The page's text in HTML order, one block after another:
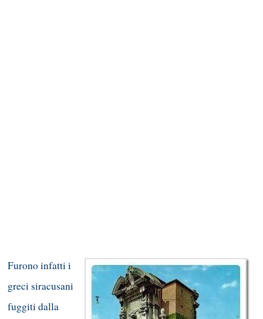
Furono infatti i
greci siracusani
fuggiti dalla